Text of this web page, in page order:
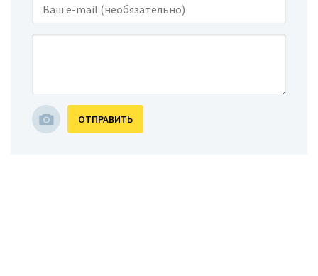
ОТПРАВИТЬ